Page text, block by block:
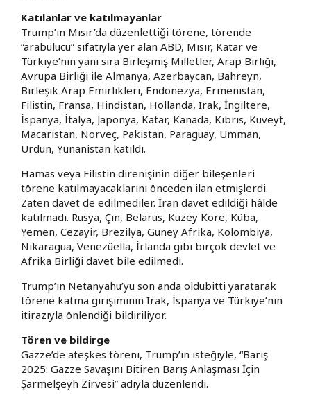
Katılanlar ve katılmayanlar
Trump’ın Mısır’da düzenlettiği törene, törende
“arabulucu” sıfatıyla yer alan ABD, Mısır, Katar ve
Türkiye’nin yanı sıra Birleşmiş Milletler, Arap Birliği,
Avrupa Birliği ile Almanya, Azerbaycan, Bahreyn,
Birleşik Arap Emirlikleri, Endonezya, Ermenistan,
Filistin, Fransa, Hindistan, Hollanda, Irak, İngiltere,
İspanya, İtalya, Japonya, Katar, Kanada, Kıbrıs, Kuveyt,
Macaristan, Norveç, Pakistan, Paraguay, Umman,
Ürdün, Yunanistan katıldı.
Hamas veya Filistin direnişinin diğer bileşenleri
törene katılmayacaklarını önceden ilan etmişlerdi.
Zaten davet de edilmediler. İran davet edildiği hâlde
katılmadı. Rusya, Çin, Belarus, Kuzey Kore, Küba,
Yemen, Cezayir, Brezilya, Güney Afrika, Kolombiya,
Nikaragua, Venezüella, İrlanda gibi birçok devlet ve
Afrika Birliği davet bile edilmedi.
Trump’ın Netanyahu’yu son anda oldubitti yaratarak
törene katma girişiminin Irak, İspanya ve Türkiye’nin
itirazıyla önlendiği bildiriliyor.
Tören ve bildirge
Gazze’de ateşkes töreni, Trump’ın isteğiyle, “Barış
2025: Gazze Savaşını Bitiren Barış Anlaşması İçin
Şarmelşeyh Zirvesi” adıyla düzenlendi.